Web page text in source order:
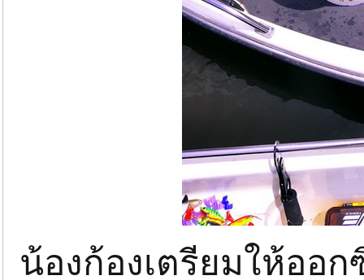
น้องก้องเตรียมให้ออก